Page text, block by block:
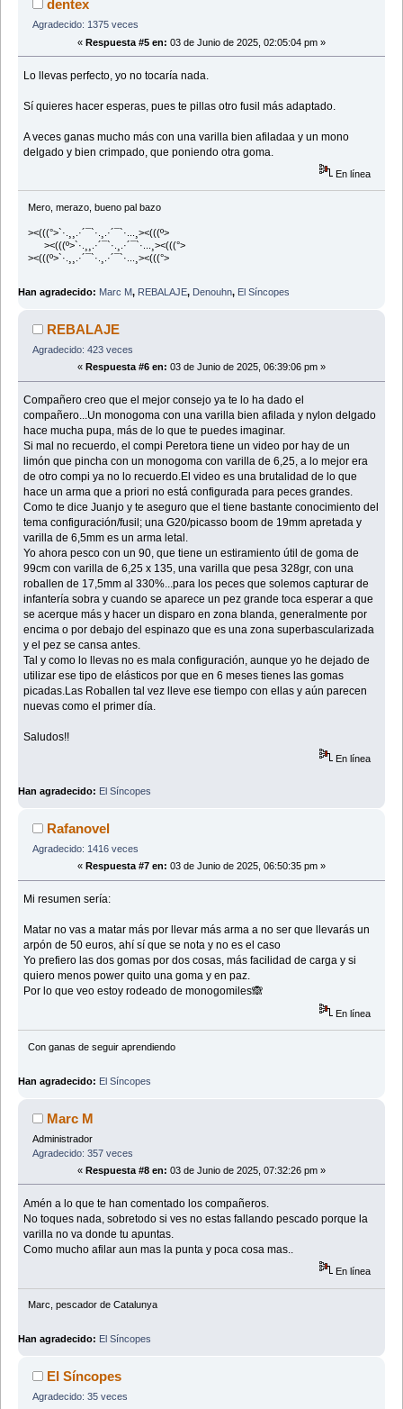
dentex
Agradecido: 1375 veces
« Respuesta #5 en: 03 de Junio de 2025, 02:05:04 pm »
Lo llevas perfecto, yo no tocaría nada.
Sí quieres hacer esperas, pues te pillas otro fusil más adaptado.
A veces ganas mucho más con una varilla bien afiladaa y un mono
delgado y bien crimpado, que poniendo otra goma.
En línea
Mero, merazo, bueno pal bazo
><(((°>`·.¸¸.·´¯`·.¸.·´¯`·...¸><(((º>
><(((º>`·.¸¸.·´¯`·.¸.·´¯`·...¸><(((°>
><(((º>`·.¸¸.·´¯`·.¸.·´¯`·...¸><(((°>
Han agradecido: Marc M, REBALAJE, Denouhn, El Síncopes
REBALAJE
Agradecido: 423 veces
« Respuesta #6 en: 03 de Junio de 2025, 06:39:06 pm »
Compañero creo que el mejor consejo ya te lo ha dado el
compañero...Un monogoma con una varilla bien afilada y nylon delgado
hace mucha pupa, más de lo que te puedes imaginar.
Si mal no recuerdo, el compi Peretora tiene un video por hay de un
limón que pincha con un monogoma con varilla de 6,25, a lo mejor era
de otro compi ya no lo recuerdo.El video es una brutalidad de lo que
hace un arma que a priori no está configurada para peces grandes.
Como te dice Juanjo y te aseguro que el tiene bastante conocimiento del
tema configuración/fusil; una G20/picasso boom de 19mm apretada y
varilla de 6,5mm es un arma letal.
Yo ahora pesco con un 90, que tiene un estiramiento útil de goma de
99cm con varilla de 6,25 x 135, una varilla que pesa 328gr, con una
roballen de 17,5mm al 330%...para los peces que solemos capturar de
infantería sobra y cuando se aparece un pez grande toca esperar a que
se acerque más y hacer un disparo en zona blanda, generalmente por
encima o por debajo del espinazo que es una zona superbascularizada
y el pez se cansa antes.
Tal y como lo llevas no es mala configuración, aunque yo he dejado de
utilizar ese tipo de elásticos por que en 6 meses tienes las gomas
picadas.Las Roballen tal vez lleve ese tiempo con ellas y aún parecen
nuevas como el primer día.
Saludos!!
En línea
Han agradecido: El Síncopes
Rafanovel
Agradecido: 1416 veces
« Respuesta #7 en: 03 de Junio de 2025, 06:50:35 pm »
Mi resumen sería:
Matar no vas a matar más por llevar más arma a no ser que llevarás un
arpón de 50 euros, ahí sí que se nota y no es el caso
Yo prefiero las dos gomas por dos cosas, más facilidad de carga y si
quiero menos power quito una goma y en paz.
Por lo que veo estoy rodeado de monogomiles🙈
En línea
Con ganas de seguir aprendiendo
Han agradecido: El Síncopes
Marc M
Administrador
Agradecido: 357 veces
« Respuesta #8 en: 03 de Junio de 2025, 07:32:26 pm »
Amén a lo que te han comentado los compañeros.
No toques nada, sobretodo si ves no estas fallando pescado porque la
varilla no va donde tu apuntas.
Como mucho afilar aun mas la punta y poca cosa mas..
En línea
Marc, pescador de Catalunya
Han agradecido: El Síncopes
El Síncopes
Agradecido: 35 veces